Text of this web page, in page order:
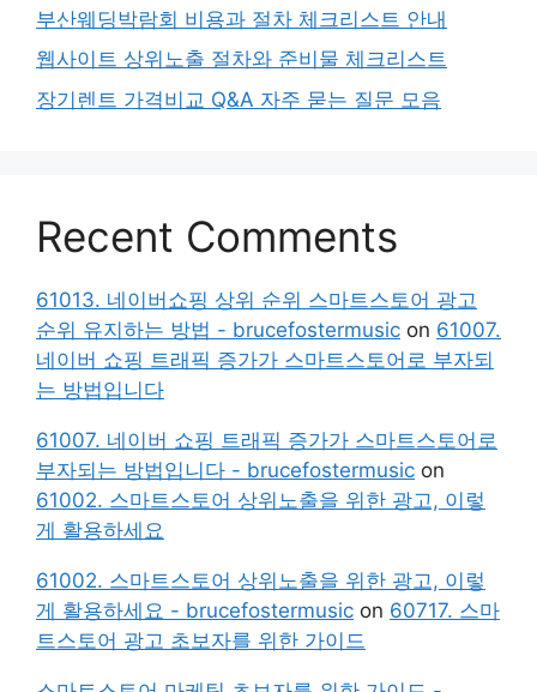
부산웨딩박람회 비용과 절차 체크리스트 안내
웹사이트 상위노출 절차와 준비물 체크리스트
장기렌트 가격비교 Q&A 자주 묻는 질문 모음
Recent Comments
61013. 네이버쇼핑 상위 순위 스마트스토어 광고
순위 유지하는 방법 - brucefostermusic on 61007.
네이버 쇼핑 트래픽 증가가 스마트스토어로 부자되
는 방법입니다
61007. 네이버 쇼핑 트래픽 증가가 스마트스토어로
부자되는 방법입니다 - brucefostermusic on
61002. 스마트스토어 상위노출을 위한 광고, 이렇
게 활용하세요
61002. 스마트스토어 상위노출을 위한 광고, 이렇
게 활용하세요 - brucefostermusic on 60717. 스마
트스토어 광고 초보자를 위한 가이드